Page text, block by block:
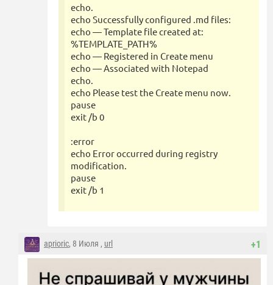
echo.
echo Successfully configured .md files:
echo — Template file created at:
%TEMPLATE_PATH%
echo — Registered in Create menu
echo — Associated with Notepad
echo.
echo Please test the Create menu now.
pause
exit /b 0
:error
echo Error occurred during registry
modification.
pause
exit /b 1
+1
aprioric, 8 Июля , url